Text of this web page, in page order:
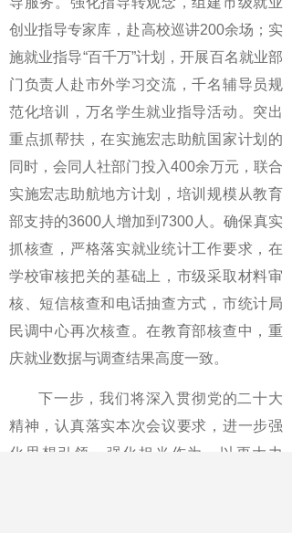
创业指导专家库，赴高校巡讲200余场；实
施就业指导“百千万”计划，开展百名就业部
门负责人赴市外学习交流，千名辅导员规
范化培训，万名学生就业指导活动。突出
重点抓帮扶，在实施宏志助航国家计划的
同时，会同人社部门投入400余万元，联合
实施宏志助航地方计划，培训规模从教育
部支持的3600人增加到7300人。确保真实
抓核查，严格落实就业统计工作要求，在
学校审核把关的基础上，市级采取材料审
核、短信核查和电话抽查方式，市统计局
民调中心再次核查。在教育部核查中，重
庆就业数据与调查结果高度一致。
下一步，我们将深入贯彻党的二十大
精神，认真落实本次会议要求，进一步强
化思想引领，强化担当作为，以更大力